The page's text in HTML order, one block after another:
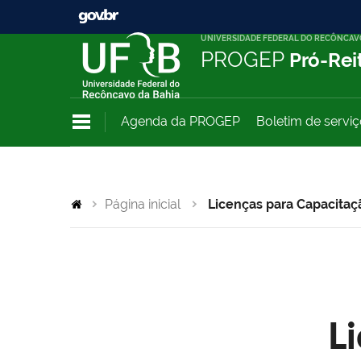
UNIVERSIDADE FEDERAL DO
PROGEP Pró-
Agenda da PROGEP Boletim de
Página inicial Licenças para